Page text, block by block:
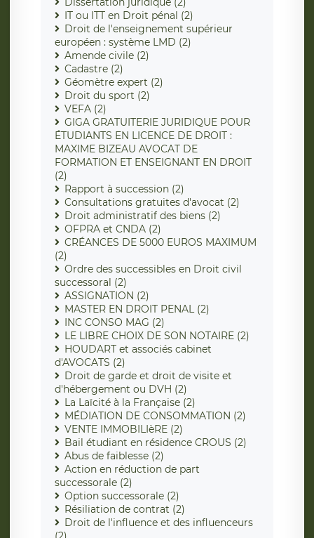
IT ou ITT en Droit pénal (2)
Droit de l'enseignement supérieur
européen : système LMD (2)
Amende civile (2)
Cadastre (2)
Géomètre expert (2)
Droit du sport (2)
VEFA (2)
GIGA GRATUITERIE JURIDIQUE POUR
ÉTUDIANTS EN LICENCE DE DROIT :
MAXIME BIZEAU AVOCAT DE
FORMATION ET ENSEIGNANT EN DROIT
(2)
Rapport à succession (2)
Consultations gratuites d'avocat (2)
Droit administratif des biens (2)
OFPRA et CNDA (2)
CRÉANCES DE 5000 EUROS MAXIMUM
(2)
Ordre des successibles en Droit civil
successoral (2)
ASSIGNATION (2)
MASTER EN DROIT PENAL (2)
INC CONSO MAG (2)
LE LIBRE CHOIX DE SON NOTAIRE (2)
HOUDART et associés cabinet
d'AVOCATS (2)
Droit de garde et droit de visite et
d'hébergement ou DVH (2)
La Laïcité à la Française (2)
MÉDIATION DE CONSOMMATION (2)
VENTE IMMOBILIèRE (2)
Bail étudiant en résidence CROUS (2)
Abus de faiblesse (2)
Action en réduction de part
successorale (2)
Option successorale (2)
Résiliation de contrat (2)
Droit de l'influence et des influenceurs